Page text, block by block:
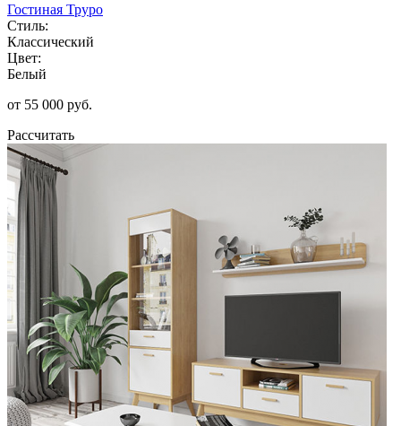
Гостиная Труро
Стиль:
Классический
Цвет:
Белый
от 55 000 руб.
Рассчитать